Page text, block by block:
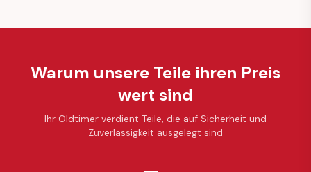
Warum unsere Teile ihren Preis
wert sind
Ihr Oldtimer verdient Teile, die auf Sicherheit und
Zuverlässigkeit ausgelegt sind